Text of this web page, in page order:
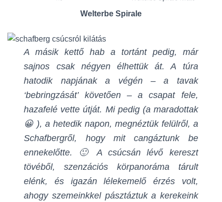
Welterbe Spirale
A másik kettő hab a tortánt pedig, már
sajnos csak négyen élhettük át. A túra
hatodik napjának a végén – a tavak
‘bebringzását’ követően – a csapat fele,
hazafelé vette útját. Mi pedig (a maradottak
😀 ), a hetedik napon, megnéztük felülről, a
Schafbergről, hogy mit cangáztunk be
ennekelőtte. 🙂 A csúcsán lévő kereszt
tövéből, szenzációs körpanoráma tárult
elénk, és igazán lélekemelő érzés volt,
ahogy szemeinkkel pásztáztuk a kerekeink